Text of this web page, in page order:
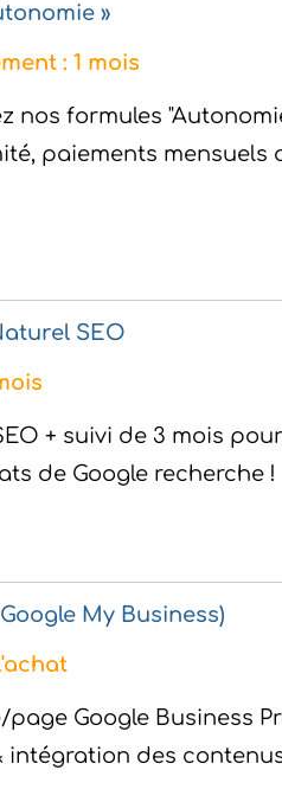
»
: 1 mois
nos formules
paiements mensuels
SEO
+ suivi de 3 mois
de Google recherche !
My Business)
Google Business
intégration des